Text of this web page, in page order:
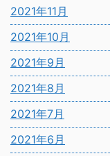
2021年11月
2021年10月
2021年9月
2021年8月
2021年7月
2021年6月